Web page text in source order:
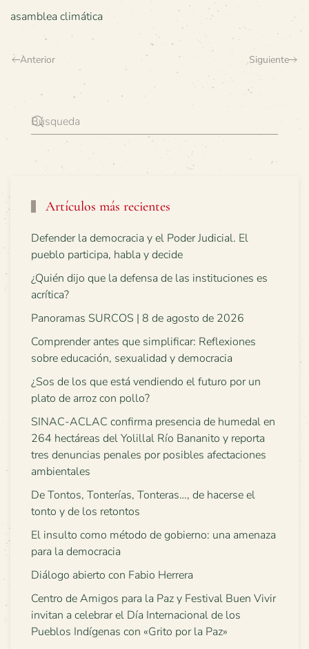
asamblea climática
Anterior Siguiente
Artículos más recientes
Defender la democracia y el Poder Judicial. El
pueblo participa, habla y decide
¿Quién dijo que la defensa de las instituciones es
acrítica?
Panoramas SURCOS | 8 de agosto de 2026
Comprender antes que simplificar: Reflexiones
sobre educación, sexualidad y democracia
¿Sos de los que está vendiendo el futuro por un
plato de arroz con pollo?
SINAC-ACLAC confirma presencia de humedal en
264 hectáreas del Yolillal Río Bananito y reporta
tres denuncias penales por posibles afectaciones
ambientales
De Tontos, Tonterías, Tonteras…, de hacerse el
tonto y de los retontos
El insulto como método de gobierno: una amenaza
para la democracia
Diálogo abierto con Fabio Herrera
Centro de Amigos para la Paz y Festival Buen Vivir
invitan a celebrar el Día Internacional de los
Pueblos Indígenas con «Grito por la Paz»